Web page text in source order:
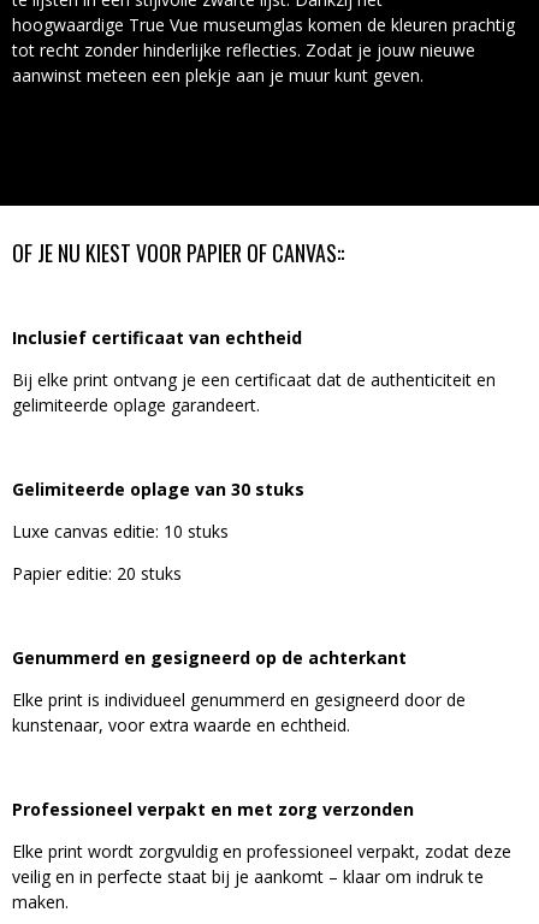
hoogwaardige True Vue museumglas komen de kleuren prachtig
tot recht zonder hinderlijke reflecties. Zodat je jouw nieuwe
aanwinst meteen een plekje aan je muur kunt geven.
OF JE NU KIEST VOOR PAPIER OF CANVAS::
Inclusief certificaat van echtheid
Bij elke print ontvang je een certificaat dat de authenticiteit en
gelimiteerde oplage garandeert.
Gelimiteerde oplage van 30 stuks
Luxe canvas editie: 10 stuks
Papier editie: 20 stuks
Genummerd en gesigneerd op de achterkant
Elke print is individueel genummerd en gesigneerd door de
kunstenaar, voor extra waarde en echtheid.
Professioneel verpakt en met zorg verzonden
Elke print wordt zorgvuldig en professioneel verpakt, zodat deze
veilig en in perfecte staat bij je aankomt – klaar om indruk te
maken.